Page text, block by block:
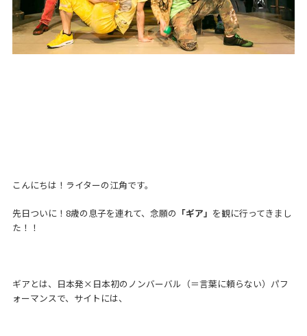
こんにちは！ライターの江角です。
先日ついに！8歳の息子を連れて、念願の 「ギア」 を観に行ってきまし
た！！
ギアとは、日本発×日本初のノンバーバル（＝言葉に頼らない）パフ
ォーマンスで、サイトには、